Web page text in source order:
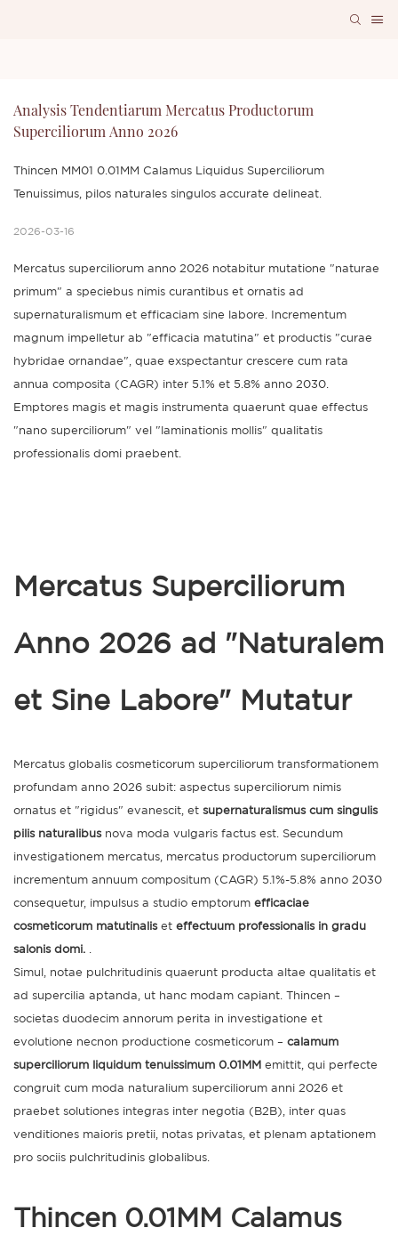
Analysis Tendentiarum Mercatus Productorum
Superciliorum Anno 2026
Thincen MM01 0.01MM Calamus Liquidus Superciliorum
Tenuissimus, pilos naturales singulos accurate delineat.
2026-03-16
Mercatus superciliorum anno 2026 notabitur mutatione "naturae
primum" a speciebus nimis curantibus et ornatis ad
supernaturalismum et efficaciam sine labore. Incrementum
magnum impelletur ab "efficacia matutina" et productis "curae
hybridae ornandae", quae exspectantur crescere cum rata
annua composita (CAGR) inter 5.1% et 5.8% anno 2030.
Emptores magis et magis instrumenta quaerunt quae effectus
"nano superciliorum" vel "laminationis mollis" qualitatis
professionalis domi praebent.
Mercatus Superciliorum
Anno 2026 ad "Naturalem
et Sine Labore" Mutatur
Mercatus globalis cosmeticorum superciliorum transformationem
profundam anno 2026 subit: aspectus superciliorum nimis
ornatus et "rigidus" evanescit, et supernaturalismus cum singulis
pilis naturalibusnova moda vulgaris factus est. Secundum
investigationem mercatus, mercatus productorum superciliorum
incrementum annuum compositum (CAGR) 5.1%-5.8% anno 2030
consequetur, impulsus a studio emptorum efficaciae
cosmeticorum matutinaliset effectuum professionalis in gradu
salonis domi. .
Simul, notae pulchritudinis quaerunt producta altae qualitatis et
ad supercilia aptanda, ut hanc modam capiant. Thincen –
societas duodecim annorum perita in investigatione et
evolutione necnon productione cosmeticorum – calamum
superciliorum liquidum tenuissimum 0.01MM emittit, qui perfecte
congruit cum moda naturalium superciliorum anni 2026 et
praebet solutiones integras inter negotia (B2B), inter quas
venditiones maioris pretii, notas privatas, et plenam aptationem
pro sociis pulchritudinis globalibus.
Thincen 0.01MM Calamus